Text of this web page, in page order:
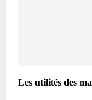
Les utilités des